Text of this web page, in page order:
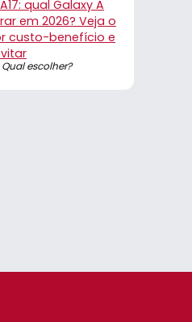
qual Galaxy A
em 2026? Veja o
custo-benefício e
Qual escolher?